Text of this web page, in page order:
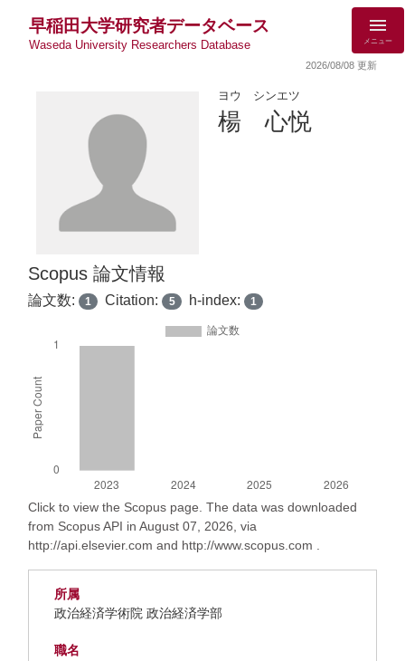
早稲田大学研究者データベース
Waseda University Researchers Database メニュー
2026/08/08 更新
ヨウ シンエツ
楊 心悦
Scopus 論文情報
論文数: 1 Citation: 5 h-index: 1
Click to view the Scopus page. The data was downloaded
from Scopus API in August 07, 2026, via
http://api.elsevier.com and http://www.scopus.com .
所属
政治経済学術院 政治経済学部
職名